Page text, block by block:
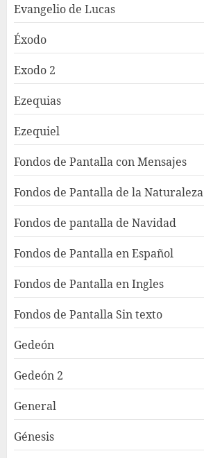
Evangelio de Lucas
Éxodo
Exodo 2
Ezequias
Ezequiel
Fondos de Pantalla con Mensajes
Fondos de Pantalla de la Naturaleza
Fondos de pantalla de Navidad
Fondos de Pantalla en Español
Fondos de Pantalla en Ingles
Fondos de Pantalla Sin texto
Gedeón
Gedeón 2
General
Génesis